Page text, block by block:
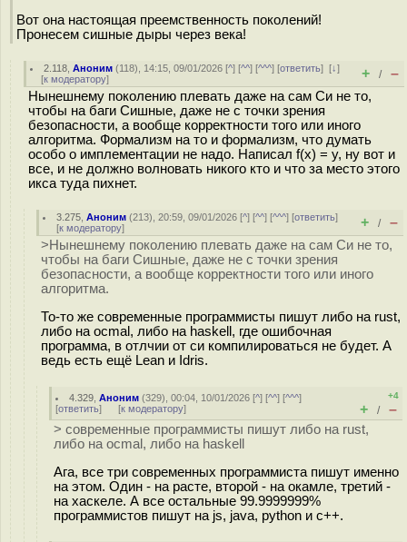
Вот она настоящая преемственность поколений!
Пронесем сишные дыры через века!
2.118 ,Аноним (118), 14:15, 09/01/2026 [^] [^^] [^^^] [ответить][↓]
[к модератору] + / –
Нынешнему поколению плевать даже на сам Си не то,
чтобы на баги Сишные, даже не с точки зрения
безопасности, а вообще корректности того или иного
алгоритма. Формализм на то и формализм, что думать
особо о имплементации не надо. Написал f(x) = y, ну вот и
все, и не должно волновать никого кто и что за место этого
икса туда пихнет.
3.275 ,Аноним (213), 20:59, 09/01/2026 [^] [^^] [^^^] [ответить]
[к модератору] + / –
>Нынешнему поколению плевать даже на сам Си не то,
чтобы на баги Сишные, даже не с точки зрения
безопасности, а вообще корректности того или иного
алгоритма.
То-то же современные программисты пишут либо на rust,
либо на ocmal, либо на haskell, где ошибочная
программа, в отлчии от си компилироваться не будет. А
ведь есть ещё Lean и Idris.
4.329 ,Аноним (329), 00:04, 10/01/2026 [^] [^^] [^^^]
[ответить] [к модератору]
+4
+ / –
> современные программисты пишут либо на rust,
либо на ocmal, либо на haskell
Ага, все три современных программиста пишут именно
на этом. Один - на расте, второй - на окамле, третий -
на хаскеле. А все остальные 99.9999999%
программистов пишут на js, java, python и c++.